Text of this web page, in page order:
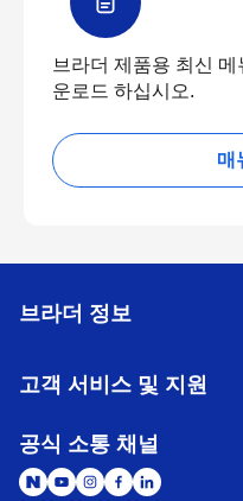
브라더 제품용 최신
운로드 하십시오.
매
브라더 정보
고객 서비스 및 지원
공식 소통 채널